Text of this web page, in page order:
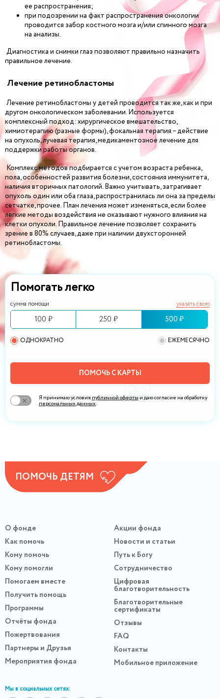
Помогать легко
сумма помощи указать свою
100 ₽ 250 ₽ 500 ₽
ОДНОКРАТНО ЕЖЕМЕСЯЧНО
ПОМОЧЬ С КАРТЫ
Я принимаю условия публичной оферты и даю согласие на обработку
персональных данных.
ее распространения;
при подозрении на факт распространения онкологии
проводится забор костного мозга и/или спинного мозга
на анализы.
Диагностика и снимки глаз позволяют правильно назначить
правильное лечение.
Лечение ретинобластомы
Лечение ретинобластомы у детей проводится так же, как и при
другом онкологическом заболевании. Используется
комплексный подход: хирургическое вмешательство,
химиотерапию (разные формы), фокальная терапия – действие
на опухоль, лучевая терапия, медикаментозное лечение для
поддержки работы органов.
Комплекс методов подбирается с учетом возраста ребенка,
пола, особенностей развития болезни, состояния иммунитета,
наличия вторичных патологий. Важно учитывать, затрагивает
опухоль один или оба глаза, распространилась ли она за пределы
сетчатке, прочее. План лечения может изменяться, если более
легкие методы воздействия не оказывают нужного влияния на
клетки опухоли. Правильное лечение позволяет сохранить
зрение в 80% случаев, даже при наличии двухсторонней
ретинобластомы.
ПОМОЧЬ ДЕТЯМ
О фонде
Как помочь
Кому помочь
Кому помогли
Помогаем вместе
Получить помощь
Программы
Отчёты фонда
Пожертвования
Партнеры и Друзья
Мероприятия фонда
Акции фонда
Новости и статьи
Путь к Богу
Сотрудничество
Цифровая
благотворительность
Благотворительные
сертификаты
Отзывы
FAQ
Контакты
Мобильное приложение
Мы в социальных сетях: